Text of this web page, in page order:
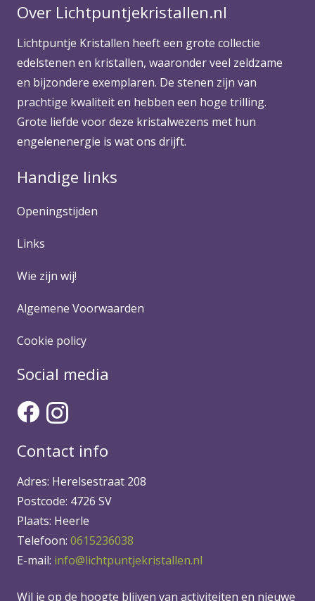
Over Lichtpuntjekristallen.nl
Lichtpuntje Kristallen heeft een grote collectie
edelstenen en kristallen, waaronder veel zeldzame
en bijzondere exemplaren. De stenen zijn van
prachtige kwaliteit en hebben een hoge trilling.
Grote liefde voor deze kristalwezens met hun
engelenenergie is wat ons drijft.
Handige links
Openingstijden
Links
Wie zijn wij!
Algemene Voorwaarden
Cookie policy
Social media
Contact info
Adres: Herelsestraat 208
Postcode: 4726 SV
Plaats: Heerle
Telefoon: 0615236038
E-mail: info@lichtpuntjekristallen.nl
Wil je op de hoogte blijven van activiteiten en nieuwe